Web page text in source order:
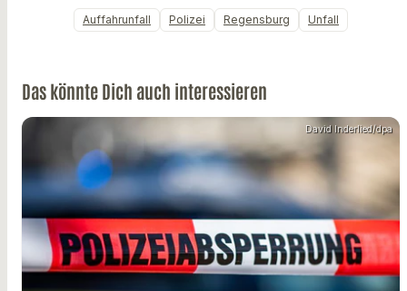
Auffahrunfall Polizei Regensburg Unfall
Das könnte Dich auch interessieren
David Inderlied/dpa